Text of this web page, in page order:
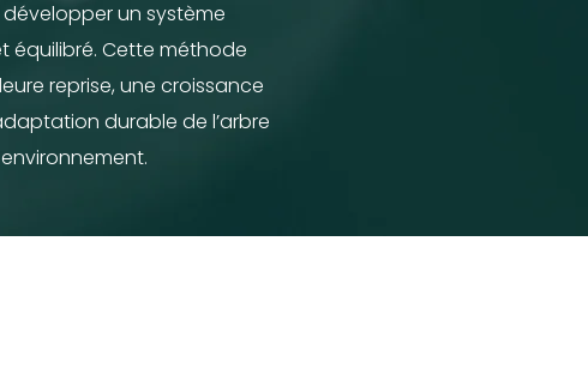
un système
équilibré. Cette méthode
reprise, une croissance
durable de l’arbre
Valider
Valider